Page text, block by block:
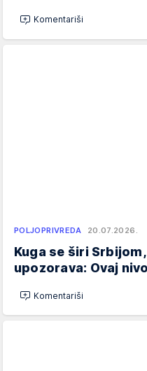
Komentariši
POLJOPRIVREDA 20.07.2026.
Kuga se širi
upozorava: Ovaj
Komentariši